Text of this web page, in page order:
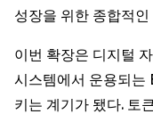
성장을 위한 종합적
이번 확장은 디지털
시스템에서 운용되는
키는 계기가 됐다. 토